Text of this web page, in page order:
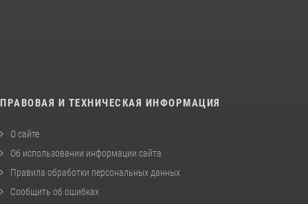
ПРАВОВАЯ И ТЕХНИЧЕСКАЯ ИНФОРМАЦИЯ
О сайте
Об использовании информации сайта
Правила обработки персональных данных
Сообщить об ошибках